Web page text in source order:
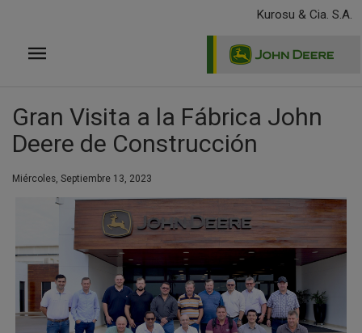
principal
Kurosu & Cia. S.A.
Gran Visita a la Fábrica John
Deere de Construcción
Miércoles, Septiembre 13, 2023